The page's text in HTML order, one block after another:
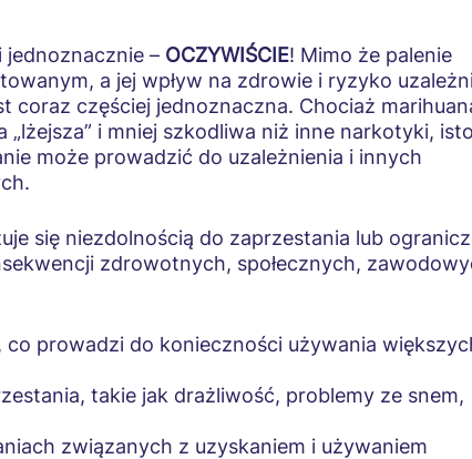
– OCZYWIŚCIE! Mimo że palenie
a jej wpływ na zdrowie i ryzyko
coraz częściej jednoznaczna. Chociaż
i mniej szkodliwa niż inne narkotyki,
może prowadzić do uzależnienia i innych
się niezdolnością do zaprzestania lub
zdrowotnych, społecznych,
prowadzi do konieczności używania
takie jak drażliwość, problemy ze snem,
związanych z uzyskaniem i używaniem